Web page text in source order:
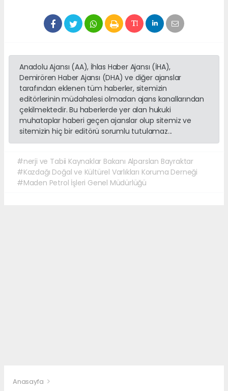
Anadolu Ajansı (AA), İhlas Haber Ajansı (İHA),
Demirören Haber Ajansı (DHA) ve diğer ajanslar
tarafından eklenen tüm haberler, sitemizin
editörlerinin müdahalesi olmadan ajans kanallarından
çekilmektedir. Bu haberlerde yer alan hukuki
muhataplar haberi geçen ajanslar olup sitemiz ve
sitemizin hiç bir editörü sorumlu tutulamaz...
#nerji ve Tabii Kaynaklar Bakanı Alparslan Bayraktar
#Kazdağı Doğal ve Kültürel Varlıkları Koruma Derneği
#Maden Petrol İşleri Genel Müdürlüğü
Anasayfa